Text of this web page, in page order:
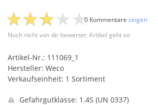
Noch nicht von dir bewertet: Artikel geht so
0 Kommentare zeigen
Artikel-Nr.: 111069_1
Hersteller: Weco
Verkaufseinheit: 1 Sortiment
Gefahrgutklasse: 1.4S (UN 0337)